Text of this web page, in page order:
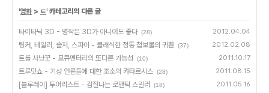
'영화> ㅌ' 카테고리의 다른 글
타이타닉 3D - 명작은 3D가 아니어도 좋다 (28) 2012.04.04
팅커, 테일러, 솔저, 스파이 - 클래식한 정통 첩보물의 귀환 (37) 2012.02.08
트롤 사냥꾼 - 모큐멘터리의 또다른 가능성 (10) 2011.10.17
트루맛쇼 - 기성 언론들에 대한 조소의 카타르시스 (28) 2011.08.15
[블루레이] 투어리스트 - 감질나는 로맨틱 스릴러 (18) 2011.05.16